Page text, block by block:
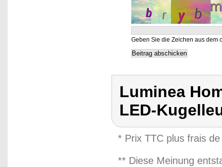
Geben Sie die Zeichen aus dem
Luminea
LED-
* Prix TTC plus frais
** Diese Meinung